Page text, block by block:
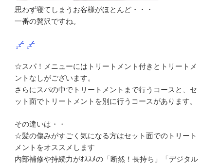
思わず寝てしまうお客様がほとんど・・・
一番の贅沢ですね。
☆スパ！メニューにはトリートメント付きとトリートメ
ントなしがございます。
さらにスパの中でトリートメントまで行うコースと、セ
ット面でトリートメントを別に行うコースがあります。
その違いは・・
☆髪の傷みがすごく気になる方はセット面でのトリート
メントをオススメします
内部補修や持続力がｵｽｽﾒの「断然！長持ち」「デジタル